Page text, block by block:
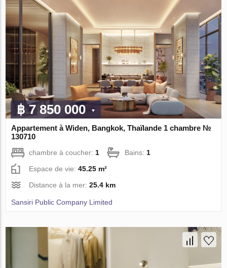
฿ 7 850 000
Appartement à Widen, Bangkok, Thaïlande 1 chambre №
130710
chambre à coucher:1 Bains:1
Espace de vie:45.25 m²
Distance à la mer:25.4 km
Sansiri Public Company Limited